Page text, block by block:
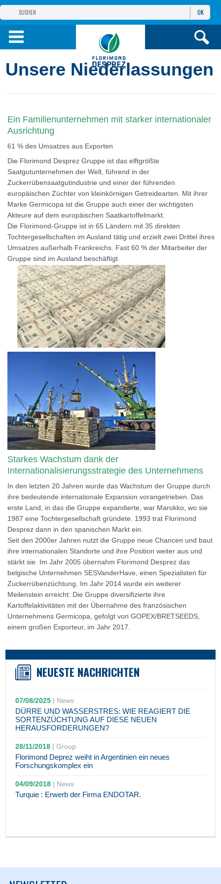
GRUPPE
PRODUKTE
OK
Unsere Niederlassungen
Ein Familienunternehmen mit starker internationaler
Ausrichtung
61 % des Umsatzes aus Exporten
Die Florimond Desprez Gruppe ist das elftgrößte
Saatgutunternehmen der Welt, führend in der
Zuckerrübensaatgutindustrie und einer der führenden
europäischen Züchter von kleinkörnigen Getreidearten. Mit ihrer
Marke Germicopa ist die Gruppe auch einer der wichtigsten
Akteure auf dem europäischen Saatkartoffelmarkt.
Die Florimond-Gruppe ist in 65 Ländern mit 35 direkten
Tochtergesellschaften im Ausland tätig und erzielt zwei Drittel ihres
Umsatzes außerhalb Frankreichs. Fast 60 % der Mitarbeiter der
Gruppe sind im Ausland beschäftigt.
Starkes Wachstum dank der
Internationalisierungsstrategie des Unternehmens
In den letzten 20 Jahren wurde das Wachstum der Gruppe durch
ihre bedeutende internationale Expansion vorangetrieben. Das
erste Land, in das die Gruppe expandierte, war Marokko, wo sie
1987 eine Tochtergesellschaft gründete. 1993 trat Florimond
Desprez dann in den spanischen Markt ein.
Seit den 2000er Jahren nutzt die Gruppe neue Chancen und baut
ihre internationalen Standorte und ihre Position weiter aus und
stärkt sie. Im Jahr 2005 übernahm Florimond Desprez das
belgische Unternehmen SESVanderHave, einen Spezialisten für
Zuckerrübenzüchtung. Im Jahr 2014 wurde ein weiterer
Meilenstein erreicht: Die Gruppe diversifizierte ihre
Kartoffelaktivitäten mit der Übernahme des französischen
Unternehmens Germicopa, gefolgt von GOPEX/BRETSEEDS,
einem großen Exporteur, im Jahr 2017.
NEUESTE NACHRICHTEN
07/08/2025 | News
DÜRRE UND WASSERSTRES: WIE REAGIERT DIE
SORTENZÜCHTUNG AUF DIESE NEUEN
HERAUSFORDERUNGEN?
28/11/2018 |Group
Florimond Deprez weiht in Argentinien ein neues
Forschungskomplex ein
04/09/2018 | News
Turquie : Erwerb der Firma ENDOTAR.